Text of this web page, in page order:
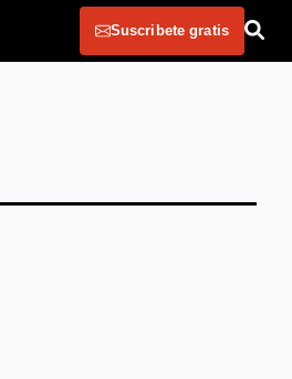
Suscribete gratis